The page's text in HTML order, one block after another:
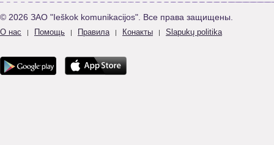
© 2026 ЗАО "Ieškok komunikacijos". Все права защищены.
О нас | Помощь | Правила | Конакты | Slapukų politika